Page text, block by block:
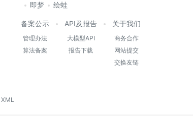
即梦
绘蛙
备案公示
管理办法
算法备案
API及报告
大模型API
报告下载
关于我们
商务合作
网站提交
交换友链
XML